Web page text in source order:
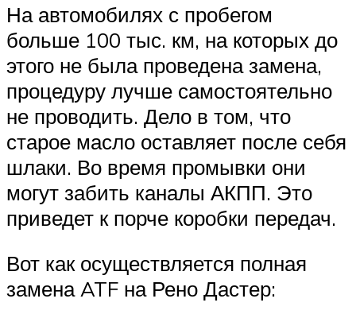
На автомобилях с пробегом
больше 100 тыс. км, на которых до
этого не была проведена замена,
процедуру лучше самостоятельно
не проводить. Дело в том, что
старое масло оставляет после себя
шлаки. Во время промывки они
могут забить каналы АКПП. Это
приведет к порче коробки передач.
Вот как осуществляется полная
замена ATF на Рено Дастер: